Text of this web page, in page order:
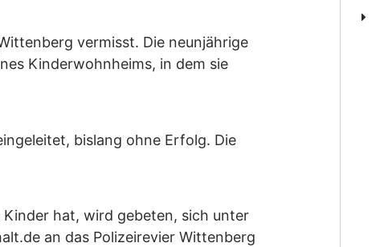
vermisst. Die neunjährige
Kinderwohnheims, in dem sie
bislang ohne Erfolg. Die
hat, wird gebeten, sich unter
an das Polizeirevier Wittenberg